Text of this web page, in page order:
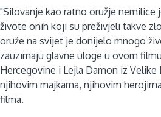
"Silovanje kao ratno oružje nemilice
živote onih koji su preživjeli takve
oruže na svijet je donijelo mnogo
zauzimaju glavne uloge u ovom
Hercegovine i Lejla Damon iz Velike
njihovim majkama, njihovim
filma.